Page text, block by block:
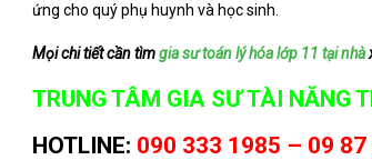
ứng cho quý phụ huynh và học sinh.
Mọi chi tiết cần tìmgia sư toán lý hóa lớp 11 tại nhà
TRUNG TÂM GIA SƯ TÀI NĂNG
HOTLINE: 090 333 1985 – 09